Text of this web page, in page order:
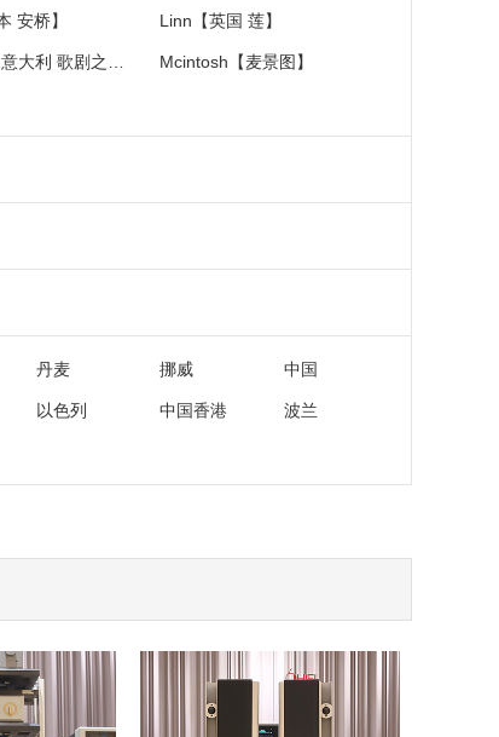
安桥】 Linn【英国 莲】
Mcintosh【麦景图】
丹麦 挪威 中国
以色列 中国香港 波兰